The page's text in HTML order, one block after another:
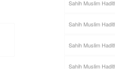
Sahih Muslim
Sahih Muslim
Sahih Muslim
Sahih Muslim